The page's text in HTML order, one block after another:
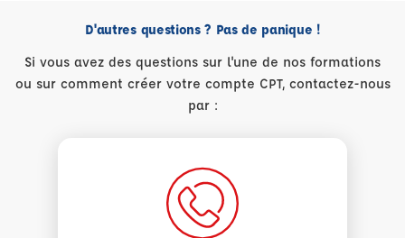
D'autres questions ? Pas de panique !
Si vous avez des questions sur l'une de nos formations
ou sur comment créer votre compte CPT, contactez-nous
par :